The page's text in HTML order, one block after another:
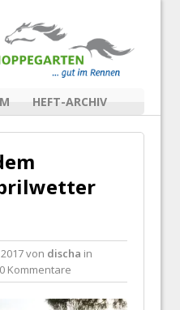
HEFT-ARCHIV
von discha in
Kommentare